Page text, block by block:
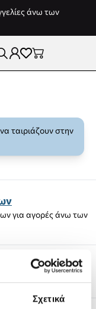
Σχετικά
άνω των
ταιριάζουν στην
για αγορές άνω των
14 ημέρων